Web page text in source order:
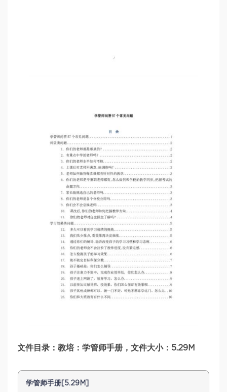
文件目录：教培：学管师手册，文件大小：5.29M
学管师手册[5.29M]